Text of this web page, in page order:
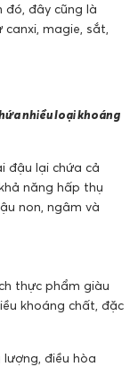
đó, đây cũng là
magie, sắt,
nhiều loại khoáng
đậu lại chứa cả
năng hấp thụ
non, ngâm và
thực phẩm giàu
khoáng chất, đặc
điều hòa